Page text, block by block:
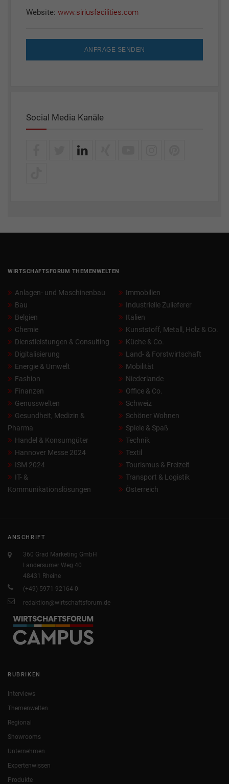
Website: www.siriusfacilities.com
ANFRAGE SENDEN
Social Media Kanäle
WIRTSCHAFTSFORUM THEMENWELTEN
Anlagen- und Maschinenbau
Bau
Belgien
Chemie
Dienstleistungen & Consulting
Digitalisierung
Energie & Umwelt
Fashion
Finanzen
Genusswelten
Gesundheit, Medizin &
Pharma
Handel & Konsumgüter
Hannover Messe 2024
ISM 2024
IT- &
Kommunikationslösungen
Immobilien
Industrielle Zulieferer
Italien
Kunststoff, Metall, Holz & Co.
Küche & Co.
Land- & Forstwirtschaft
Mobilität
Niederlande
Office & Co.
Schweiz
Schöner Wohnen
Spiele & Spaß
Technik
Textil
Tourismus & Freizeit
Transport & Logistik
Österreich
ANSCHRIFT
360 Grad Marketing GmbH
Landersumer Weg 40
48431 Rheine
(+49) 5971 92164-0
redaktion@wirtschaftsforum.de
RUBRIKEN
Interviews
Themenwelten
Regional
Showrooms
Unternehmen
Expertenwissen
Produkte